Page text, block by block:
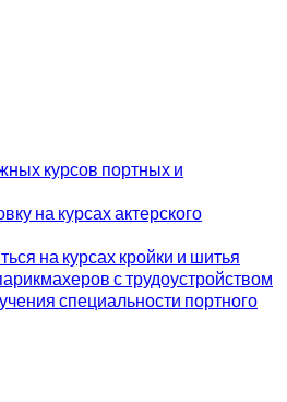
курсов портных и
на курсах актерского
на курсах кройки и шитья
с трудоустройством
специальности портного